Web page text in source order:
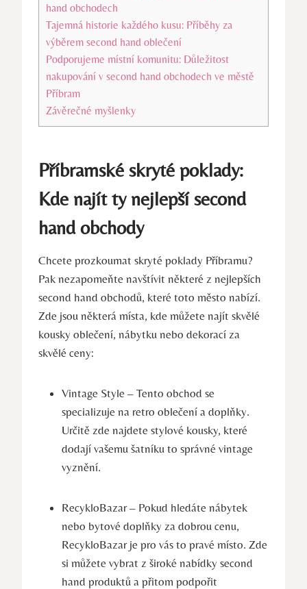
hand obchodech
Tajemná historie každého kusu: Příběhy za
výběrem second hand oblečení
Podporujeme místní komunitu: Důležitost
nakupování v second hand obchodech ve městě
Příbram
Závěrečné myšlenky
Příbramské skryté poklady:
Kde najít ty nejlepší second
hand obchody
Chcete prozkoumat skryté poklady Příbramu?
Pak nezapomeňte navštívit některé z nejlepších
second hand obchodů, které toto město nabízí.
Zde jsou některá místa, kde můžete najít skvělé
kousky oblečení, nábytku nebo dekorací za
skvělé ceny:
Vintage Style – Tento obchod se
specializuje na retro oblečení a doplňky.
Určitě zde najdete stylové kousky, které
dodají vašemu šatníku to správné vintage
vyznění.
RecykloBazar – Pokud hledáte nábytek
nebo bytové doplňky za dobrou cenu,
RecykloBazar je pro vás to pravé místo. Zde
si můžete vybrat z široké nabídky second
hand produktů a přitom podpořit